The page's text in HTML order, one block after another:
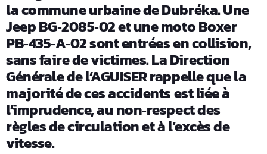
la commune urbaine de Dubréka. Une
Jeep BG‑2085‑02 et une moto Boxer
PB‑435‑A‑02 sont entrées en collision,
sans faire de victimes. La Direction
Générale de l’AGUISER rappelle que la
majorité de ces accidents est liée à
l’imprudence, au non‑respect des
règles de circulation et à l’excès de
vitesse.